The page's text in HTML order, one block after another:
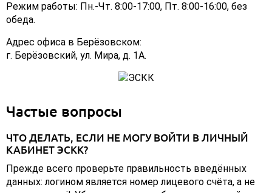
Режим работы: Пн.-Чт. 8:00-17:00, Пт. 8:00-16:00, без
обеда.
Адрес офиса в Берёзовском:
г. Берёзовский, ул. Мира, д. 1А.
Частые вопросы
ЧТО ДЕЛАТЬ, ЕСЛИ НЕ МОГУ ВОЙТИ В ЛИЧНЫЙ
КАБИНЕТ ЭСКК?
Прежде всего проверьте правильность введённых
данных: логином является номер лицевого счёта, а не